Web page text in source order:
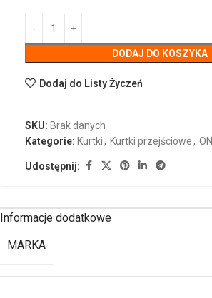
DODAJ DO KOSZYKA
Dodaj do Listy Życzeń
SKU: Brak danych
Kategorie: Kurtki, Kurtki przejściowe, ON
Udostępnij:
Informacje dodatkowe
MARKA